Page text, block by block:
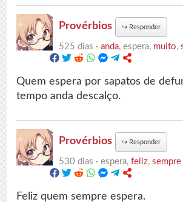
Provérbios ↪ Responder
525 dias ·anda, espera, muito,
Quem espera por sapatos de
tempo anda descalço.
Provérbios ↪ Responder
530 dias ·espera,feliz,sempre
Feliz quem sempre espera.